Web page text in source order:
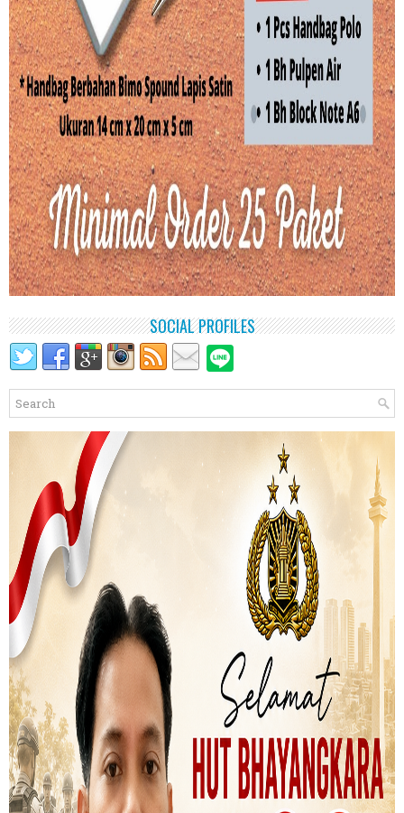
SOCIAL PROFILES